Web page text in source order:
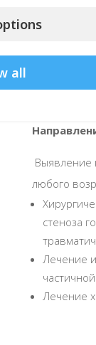
Созданы
оказания
Выявление
любого
стеноза
Лечение
Лечение
all